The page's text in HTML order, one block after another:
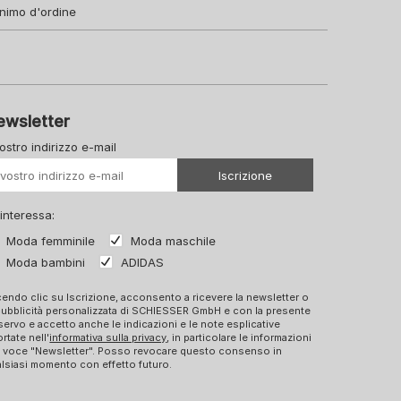
d'ordine
indirizzo e-mail
Iscrizione
Moda femminile
Moda maschile
Moda bambini
ADIDAS
clic su Iscrizione, acconsento a ricevere la newsletter o
personalizzata di SCHIESSER GmbH e con la presente
e accetto anche le indicazioni e le note esplicative
nell'informativa sulla privacy, in particolare le informazioni
voce "Newsletter". Posso revocare questo consenso in
momento con effetto futuro.